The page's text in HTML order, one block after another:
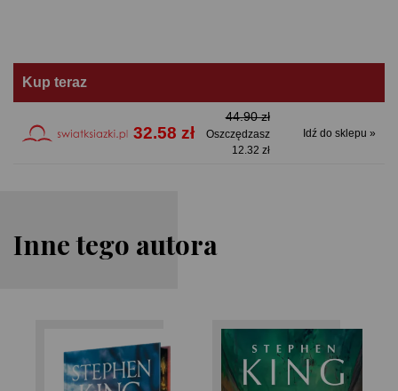
Kup teraz
32.58 zł
44.90 zł
Oszczędzasz
12.32 zł
Idź do sklepu »
Inne tego autora